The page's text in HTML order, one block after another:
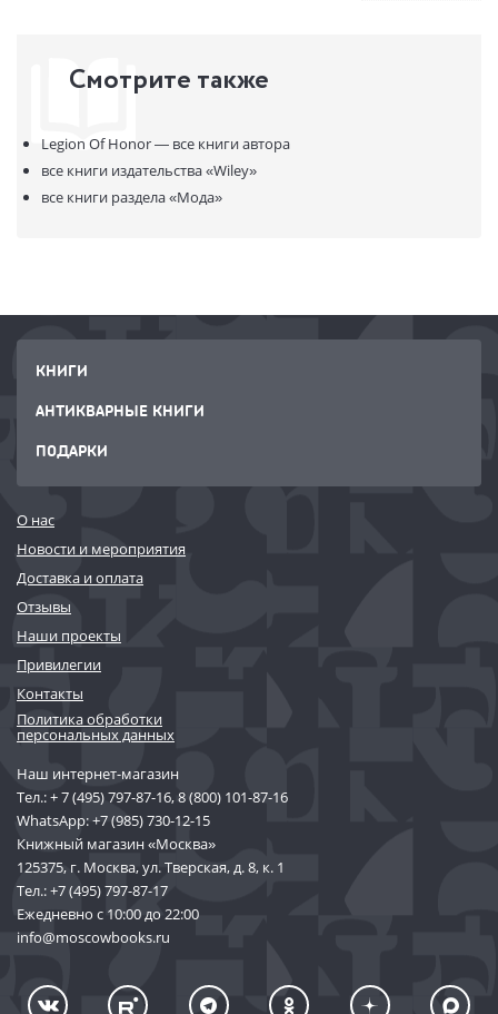
Смотрите также
Legion Of Honor — все книги автора
все книги издательства«Wiley»
все книги раздела«Мода»
КНИГИ
АНТИКВАРНЫЕ КНИГИ
ПОДАРКИ
О нас
Новости и мероприятия
Доставка и оплата
Отзывы
Наши проекты
Привилегии
Контакты
Политика обработки
персональных данных
Наш интернет-магазин
Тел.:+ 7 (495) 797-87-16,8 (800) 101-87-16
WhatsApp:+7 (985) 730-12-15
Книжный магазин «Москва»
125375, г. Москва, ул. Тверская, д. 8, к. 1
Тел.:+7 (495) 797-87-17
Ежедневно с 10:00 до 22:00
info@moscowbooks.ru